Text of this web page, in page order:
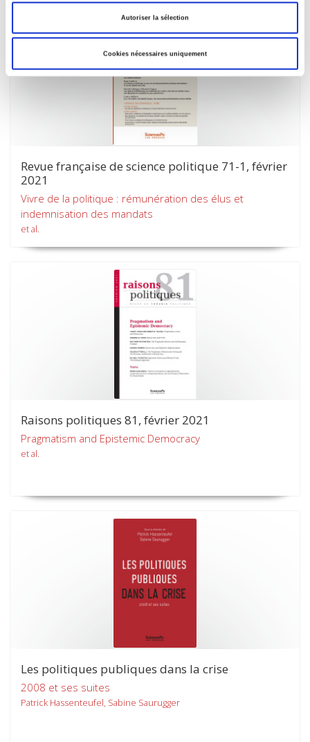
Autoriser la sélection
Cookies nécessaires uniquement
Revue française de science politique 71-1, février
2021
Vivre de la politique : rémunération des élus et
indemnisation des mandats
et al.
Raisons politiques 81, février 2021
Pragmatism and Epistemic Democracy
et al.
Les politiques publiques dans la crise
2008 et ses suites
Patrick Hassenteufel, Sabine Saurugger